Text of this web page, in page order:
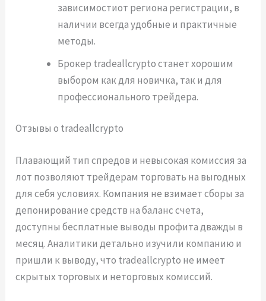
зависимостиот региона регистрации, в
наличии всегда удобные и практичные
методы.
Брокер tradeallcrypto станет хорошим
выбором как для новичка, так и для
профессионального трейдера.
Отзывы о tradeallcrypto
Плавающий тип спредов и невысокая комиссия за
лот позволяют трейдерам торговать на выгодных
для себя условиях. Компания не взимает сборы за
депонирование средств на баланс счета,
доступны бесплатные выводы профита дважды в
месяц. Аналитики детально изучили компанию и
пришли к выводу, что tradeallcrypto не имеет
скрытых торговых и неторговых комиссий.